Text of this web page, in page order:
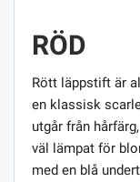
RÖD
Rött läppstift är
en klassisk
utgår från
väl lämpat för
med en blå